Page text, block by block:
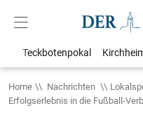
Teckbotenpokal
Home Nachrichten
Erfolgserlebnis in die Fußball-